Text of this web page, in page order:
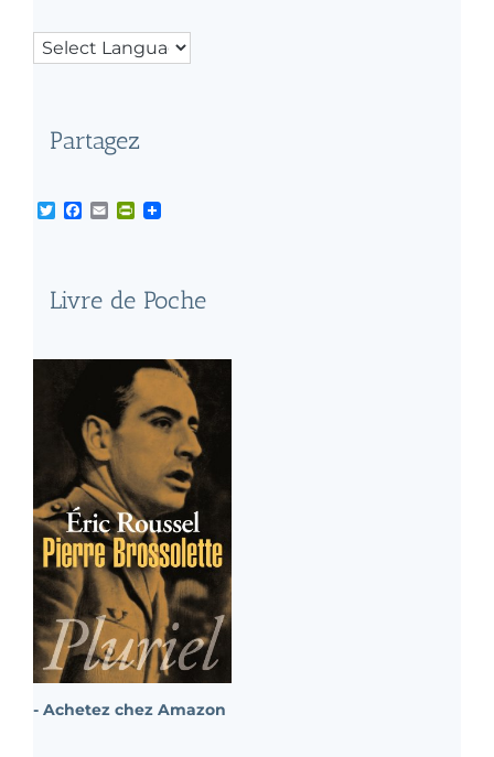
Partagez
TwitterFacebook
EmailPrintFriendly
Livre de Poche
- Achetez chez Amazon